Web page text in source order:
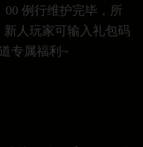
00 例行维护完毕，所
人玩家可输入礼包码
专属福利~